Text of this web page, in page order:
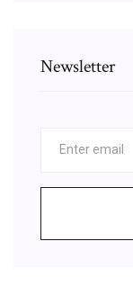
Newsletter